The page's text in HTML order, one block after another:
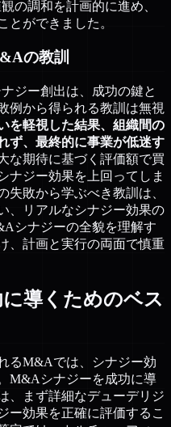
の調和を計画的に進め、
とができました。
の教訓
ジー創出は、成功の鍵と
例から得られる教訓は無視
を軽視した結果、組織間の
ず、最終的に事業が低迷す
な期待に基づく評価額で買
ナジー効果を上回ってしま
失敗から学ぶべき教訓は、
、リアルなシナジー効果の
シナジーの全貌を理解す
、計画と実行の両面で慎重
導くためのベス
るM&Aでは、シナジー効
M&Aシナジーを成功に導
、まず詳細なデューデリジ
ー効果を正確に評価するこ